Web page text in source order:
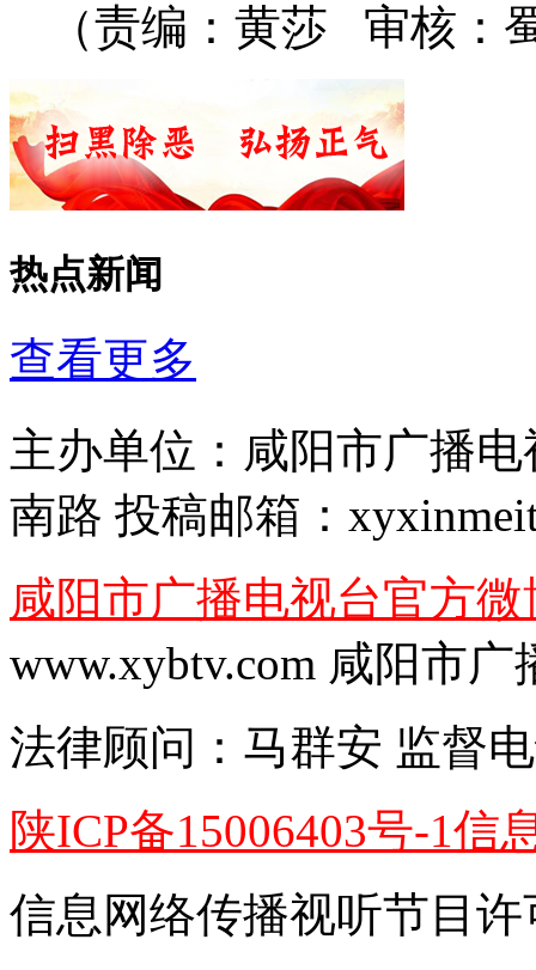
（责编：黄莎 审核
热点新闻
查看更多
主办单位： 咸阳市广播电
南路 投稿邮箱：
咸阳市广播电视台官方微
www.xybtv.com 咸阳市
法律顾问： 马群安 监督
陕ICP备15006403号-1信
信息网络传播视听节目许